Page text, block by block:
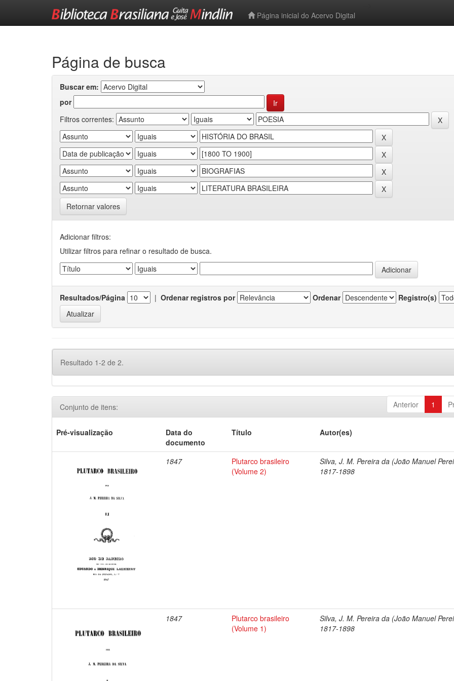
Página inicial do Acervo Digital
Página de busca
Buscar em:
por
Filtros correntes:
Retornar valores
Adicionar filtros:
Utilizar filtros para refinar o resultado de busca.
Resultados/Página | Ordenar registros por Ordenar Registro(s)
Resultado 1-2 de 2.
Anterior 1
Conjunto de itens:
Pré-visualização
Data do
documento
Título Autor(es)
1847
Plutarco brasileiro
(Volume 2)
Silva, J. M. Pereira da (João Manuel
1817-1898
1847
Plutarco brasileiro
(Volume 1)
Silva, J. M. Pereira da (João Manuel
1817-1898